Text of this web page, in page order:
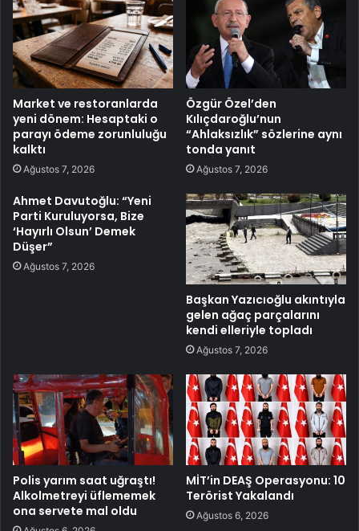
Market ve restoranlarda
yeni dönem: Hesaptaki o
parayı ödeme zorunluluğu
kalktı
Ağustos 7, 2026
Özgür Özel’den
Kılıçdaroğlu’nun
“Ahlaksızlık” sözlerine aynı
tonda yanıt
Ağustos 7, 2026
Ahmet Davutoğlu: “Yeni
Parti Kuruluyorsa, Bize
‘Hayırlı Olsun’ Demek
Düşer”
Ağustos 7, 2026
Başkan Yazıcıoğlu akıntıyla
gelen ağaç parçalarını
kendi elleriyle topladı
Ağustos 7, 2026
Polis yarım saat uğraştı!
Alkolmetreyi üflememek
ona servete mal oldu
MİT’in DEAŞ Operasyonu: 10
Terörist Yakalandı
Ağustos 6, 2026